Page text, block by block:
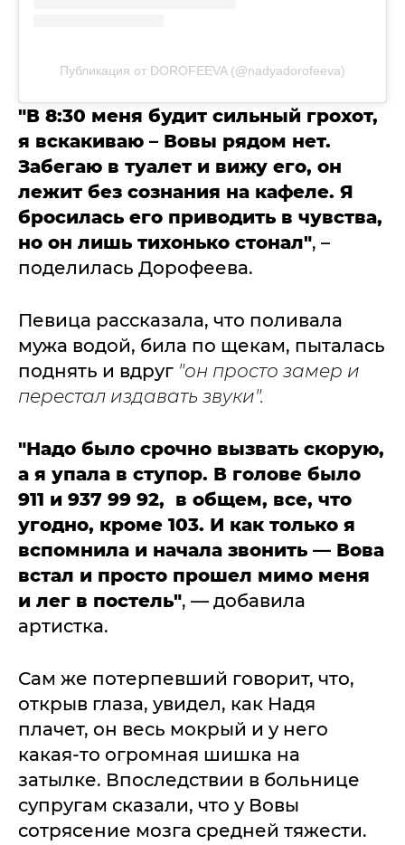
Публикация от DOROFEEVA (@nadyadorofeeva)
"В 8:30 меня будит сильный грохот,
я вскакиваю – Вовы рядом нет.
Забегаю в туалет и вижу его, он
лежит без сознания на кафеле. Я
бросилась его приводить в чувства,
но он лишь тихонько стонал", –
поделилась Дорофеева.
Певица рассказала, что поливала
мужа водой, била по щекам, пыталась
поднять и вдруг "он просто замер и
перестал издавать звуки".
"Надо было срочно вызвать скорую,
а я упала в ступор. В голове было
911 и 937 99 92, в общем, все, что
угодно, кроме 103. И как только я
вспомнила и начала звонить — Вова
встал и просто прошел мимо меня
и лег в постель", — добавила
артистка.
Сам же потерпевший говорит, что,
открыв глаза, увидел, как Надя
плачет, он весь мокрый и у него
какая-то огромная шишка на
затылке. Впоследствии в больнице
супругам сказали, что у Вовы
сотрясение мозга средней тяжести.